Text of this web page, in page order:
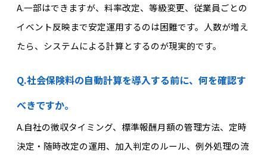
A.一部はできますが、料率改定、等級変更、従業員ごとの
イベント反映まで安定運用するのは困難です。人数が増え
たら、システムによる計算とするのが現実的です。
Q.社会保険料の自動計算を導入する前に、何を確認す
べきですか。
A.自社の徴収タイミング、標準報酬月額の管理方法、定時
決定・随時改定の運用、加入判定のルール、例外処理の流